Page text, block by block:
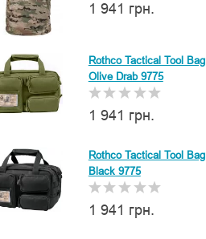
1 941 грн.
Rothco Tactical Tool Bag
Olive Drab 9775
1 941 грн.
Rothco Tactical Tool Bag
Black 9775
1 941 грн.